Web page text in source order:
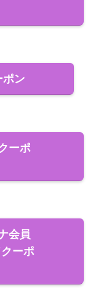
ポン
ーポ
会員
ーポ